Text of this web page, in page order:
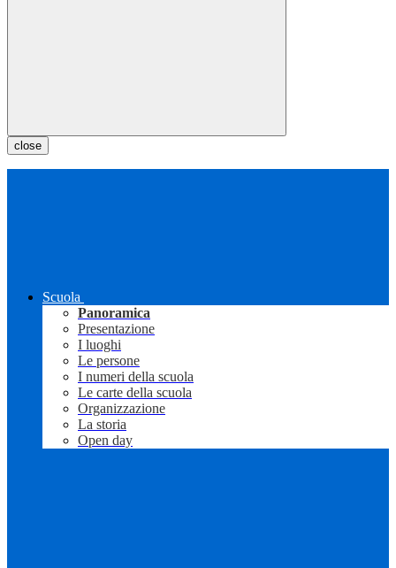
close
Scuola
Panoramica
Presentazione
I luoghi
Le persone
I numeri della scuola
Le carte della scuola
Organizzazione
La storia
Open day